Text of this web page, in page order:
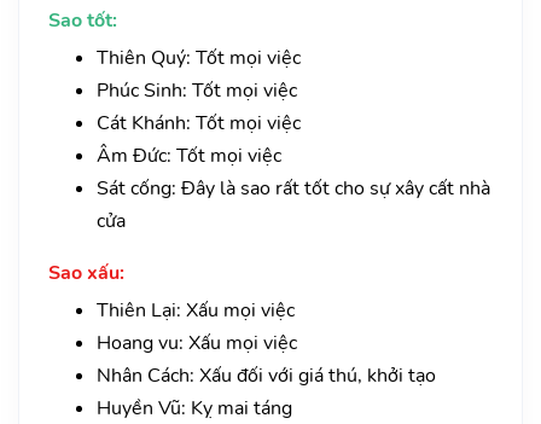
Sao tốt:
Thiên Quý: Tốt mọi việc
Phúc Sinh: Tốt mọi việc
Cát Khánh: Tốt mọi việc
Âm Đức: Tốt mọi việc
Sát cống: Đây là sao rất tốt cho sự xây cất nhà
cửa
Sao xấu:
Thiên Lại: Xấu mọi việc
Hoang vu: Xấu mọi việc
Nhân Cách: Xấu đối với giá thú, khởi tạo
Huyền Vũ: Kỵ mai táng